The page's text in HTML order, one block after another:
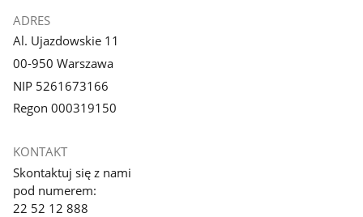
ADRES
Al. Ujazdowskie 11
00-950 Warszawa
NIP 5261673166
Regon 000319150
KONTAKT
Skontaktuj się z nami
pod numerem:
22 52 12 888